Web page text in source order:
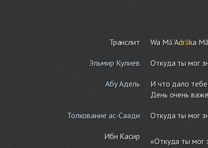
Транслит Wa Mā'Adrāka
Эльмир Кулиев Откуда ты мог
Абу Адель
И что дало
День очень
Толкование ас-Саади Откуда ты мог
Ибн Касир «Откуда ты мог